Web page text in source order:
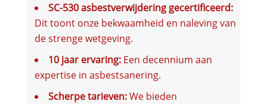
SC-530 asbestverwijdering gecertificeerd:
Dit toont onze bekwaamheid en naleving van
de strenge wetgeving.
10 jaar ervaring:Een decennium aan
expertise in asbestsanering.
Scherpe tarieven:We bieden